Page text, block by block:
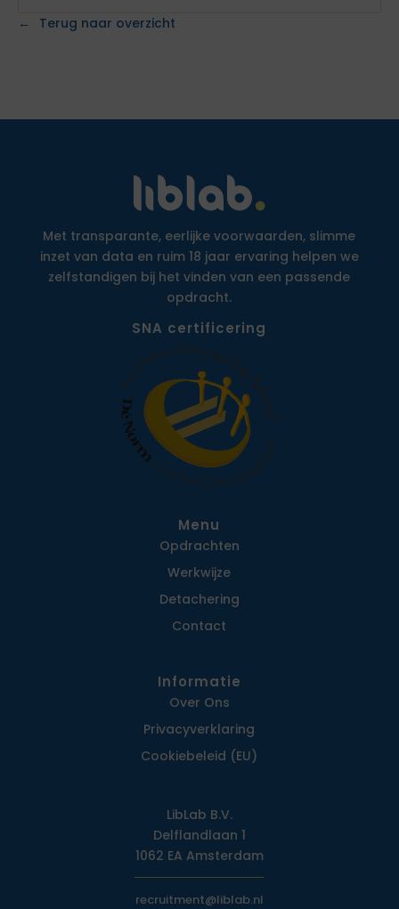
Terug naar overzicht
Met transparante, eerlijke voorwaarden, slimme
inzet van data en ruim 18 jaar ervaring helpen we
zelfstandigen bij het vinden van een passende
opdracht.
SNA certificering
Menu
Opdrachten
Werkwijze
Detachering
Contact
Informatie
Over Ons
Privacy­verklaring
Cookiebeleid (EU)
LibLab B.V.
Delflandlaan 1
1062 EA Amsterdam
recruitment@liblab.nl